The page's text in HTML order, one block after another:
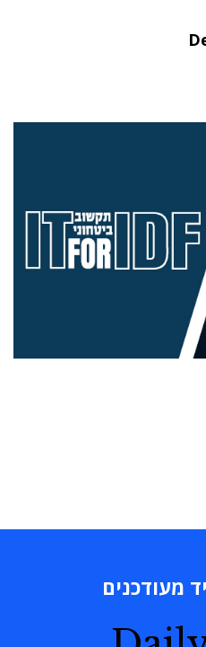
מעודכנים